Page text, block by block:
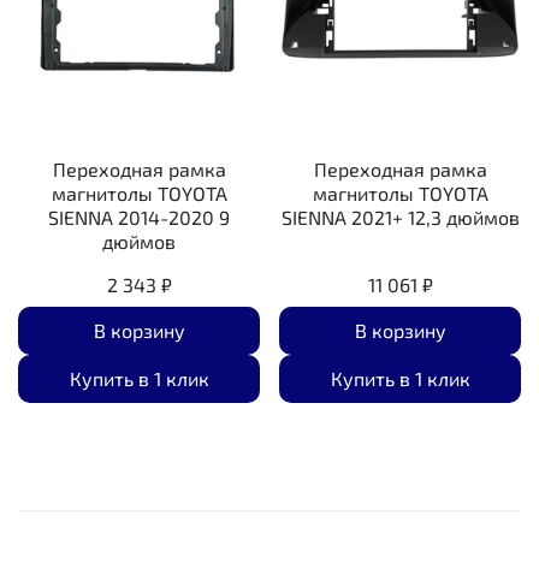
Переходная рамка
магнитолы TOYOTA
SIENNA 2014-2020 9
дюймов
2 343 ₽
В корзину
Купить в 1 клик
Переходная рамка
магнитолы TOYOTA
SIENNA 2021+ 12,3 дюймов
11 061 ₽
В корзину
Купить в 1 клик